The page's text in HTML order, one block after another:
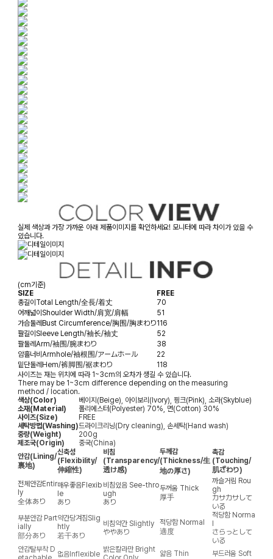
실제 색상과 가장 가까운 아래 제품이미지를 확인하세요! 모니터에 따라 차이가 있을 수
있습니다.
(cm기준)
SIZE
FREE
총길이 Total Length/全長/着丈
70
어깨넓이 Shoulder Width/肩宽/肩幅
51
가슴둘레 Bust Circumference/胸围/胸まわり116
팔길이 Sleeve Length/袖长/袖丈
52
팔둘레 Arm/袖围/腕まわり
38
암홀너비 Armhole/袖根围/アームホール
22
밑단둘레 Hem/裤脚围/裾まわり
118
사이즈는 재는 위치에 따라 1~3cm의 오차가 생길 수 있습니다.
There may be 1~3cm difference depending on the measuring
method / location.
색상(Color)
베이지(Beige), 아이보리(Ivory), 핑크(Pink), 소라(Skyblue)
소재(Material)
폴리에스터(Polyester) 70%, 면(Cotton) 30%
사이즈(Size)
FREE
세탁방법(Washing)드라이크리닝(Dry cleaning), 손세탁(Hand wash)
중량(Weight)
200g
제조국(Origin)
중국(China)
안감(Lining/
裏地)
신축성
(Flexibility/
伸縮性)
비침
(Transparency/
透け感)
두께감
(Thickness/生
地の厚さ)
촉감
(Touching/
肌ざわり)
전체안감Entir
ly
全体あり
매우좋음Flexib
le
あり
비침있음 See-thro
ugh
あり
두꺼움 Thick
厚手
까슬거림 Rou
gh
カサカサして
いる
부분안감 Part
ially
部分あり
약간당겨짐Slig
htly
若干あり
비침약간 Slightly
ややあり
적당함 Normal
適度
적당함 Norma
さらっとして
いる
안감탈부착 D
없음 Inflexible
밝은칼라만 Bright 얇음 Thin
부드러움 Soft